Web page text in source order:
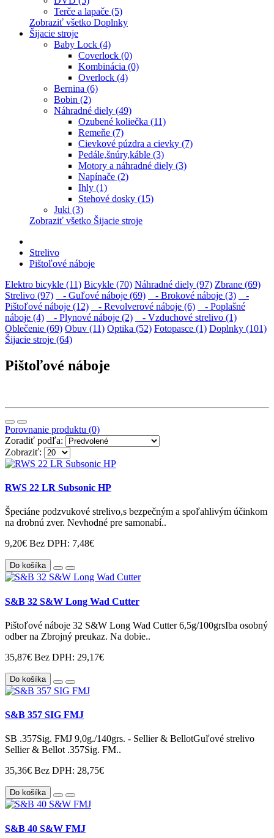
Terče a lapače (5)
Zobraziť všetko Doplnky
Šijacie stroje
Baby Lock (4)
Coverlock (0)
Kombinácia (0)
Overlock (4)
Bernina (6)
Bobin (2)
Náhradné diely (49)
Ozubené koliečka (11)
Remeňe (7)
Cievkové púzdra a cievky (7)
Pedále,šnúry,káble (3)
Motory a náhradné diely (3)
Napínače (2)
Ihly (1)
Stehové dosky (15)
Juki (3)
Zobraziť všetko Šijacie stroje
Strelivo
Pištoľové náboje
Elektro bicykle (11) Bicykle (70) Náhradné diely (97) Zbrane (69)
Strelivo (97)
- Guľové náboje (69) - Brokové náboje (3)
-
Pištoľové náboje (12)
- Revolverové náboje (6)
- Poplašné
náboje (4)
- Plynové náboje (2)
- Vzduchové strelivo (1)
Oblečenie (69) Obuv (11) Optika (52) Fotopasce (1) Doplnky (101)
Šijacie stroje (64)
Pištoľové náboje
Porovnanie produktu (0)
Zoradiť podľa:
Zobraziť:
RWS 22 LR Subsonic HP
Špeciáne podzvukové strelivo,s bezpečným a spoľahlivým účinkom
na drobnú zver. Nevhodné pre samonabí..
9,20€ Bez DPH: 7,48€
Do košíka
S&B 32 S&W Long Wad Cutter
Pištoľové náboje 32 S&W Long Wad Cutter 6,5g/100grsIba osobný
odber na Zbrojný preukaz. Na dobie..
35,87€ Bez DPH: 29,17€
Do košíka
S&B 357 SIG FMJ
SB .357Sig. FMJ 9,0g./140grs. - Sellier & BellotGuľové strelivo
Sellier & Bellot .357Sig. FM..
35,36€ Bez DPH: 28,75€
Do košíka
S&B 40 S&W FMJ